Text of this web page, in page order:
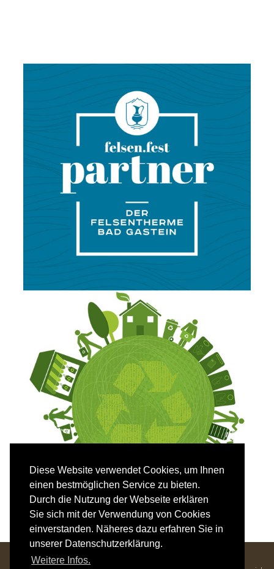
Diese Website verwendet Cookies, um Ihnen
einen bestmöglichen Service zu bieten.
Durch die Nutzung der Webseite erklären
Sie sich mit der Verwendung von Cookies
einverstanden. Näheres dazu erfahren Sie in
unserer Datenschutzerklärung.
Weitere Infos.
Hotel Mozart - Familie Krenn